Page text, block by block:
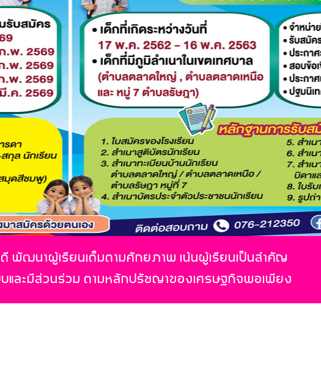
พัฒนาผู้เรียนเต็มตามศักยภาพ เน้นผู้เรียนเป็นสำคัญ
บและมีส่วนร่วม ตามหลักปรัชญาของเศรษฐกิจพอเพียง